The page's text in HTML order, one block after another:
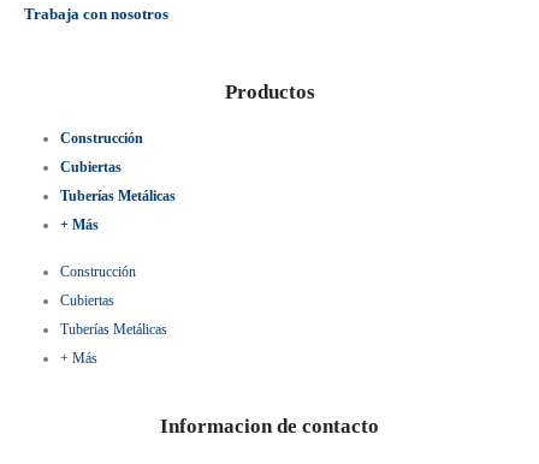
Trabaja con nosotros
Productos
Construcción
Cubiertas
Tuberías Metálicas
+ Más
Construcción
Cubiertas
Tuberías Metálicas
+ Más
Informacion de contacto